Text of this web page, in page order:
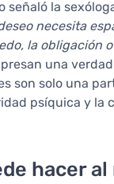
señaló la
necesita
la obligación
una
son solo una
psíquica y la
hacer